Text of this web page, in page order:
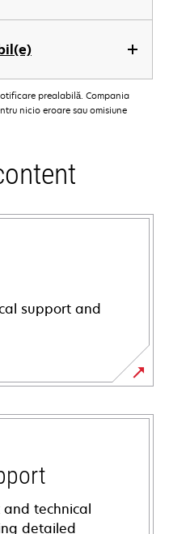
prealabilă. Compania
nicio eroare sau omisiune
support and
technical
detailed